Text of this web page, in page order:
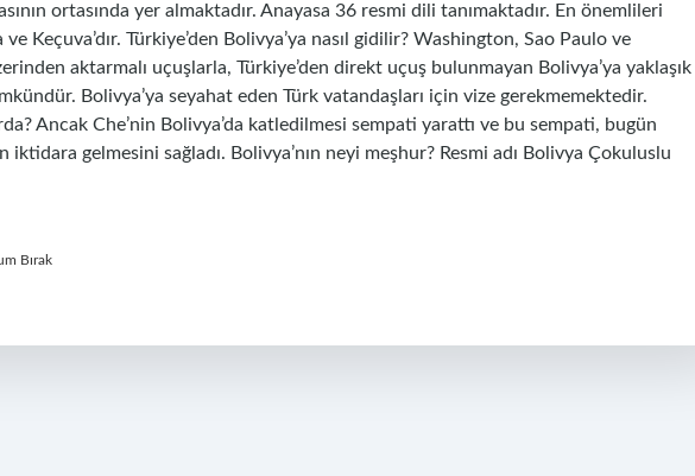
ortasında yer almaktadır. Anayasa 36 resmi dili tanımaktadır. En önemlileri
Keçuva’dır. Türkiye’den Bolivya’ya nasıl gidilir? Washington, Sao Paulo ve
aktarmalı uçuşlarla, Türkiye’den direkt uçuş bulunmayan Bolivya’ya yaklaşık
Bolivya’ya seyahat eden Türk vatandaşları için vize gerekmemektedir.
Ancak Che’nin Bolivya’da katledilmesi sempati yarattı ve bu sempati, bugün
gelmesini sağladı. Bolivya’nın neyi meşhur? Resmi adı Bolivya Çokuluslu
Bırak